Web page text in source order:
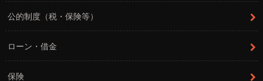
公的制度（税・保険等）
ローン・借金
保険